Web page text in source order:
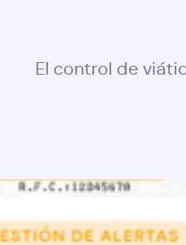
El control de